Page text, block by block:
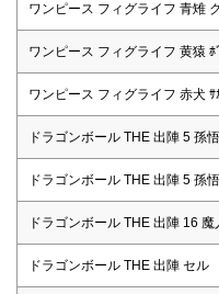
ワンピース フィグライフ 青雉
ワンピース フィグライフ 黄猿 ﾎ
ワンピース フィグライフ 赤犬 ｻ
ドラゴンボール THE 出陣 5 孫
ドラゴンボール THE 出陣 5 孫
ドラゴンボール THE 出陣 16 魔
ドラゴンボール THE 出陣 セル